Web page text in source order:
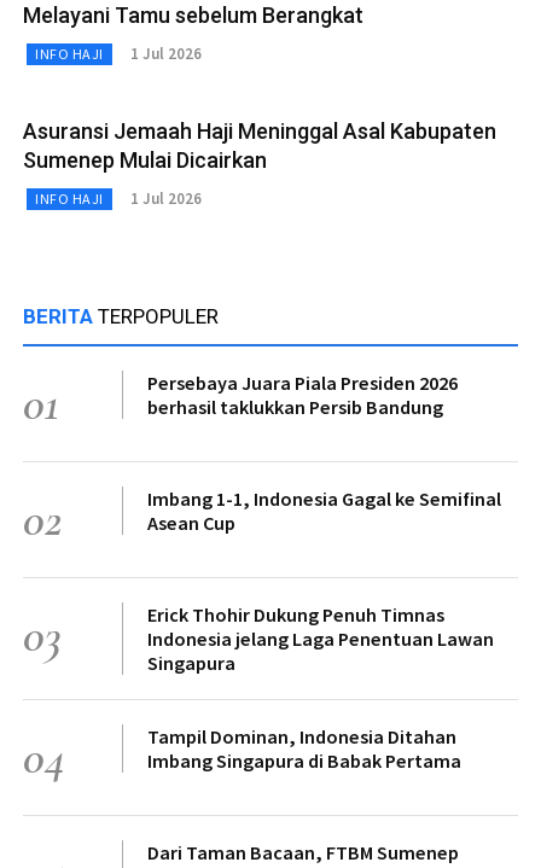
Melayani Tamu sebelum Berangkat
INFO HAJI 1 Jul 2026
Asuransi Jemaah Haji Meninggal Asal Kabupaten
Sumenep Mulai Dicairkan
INFO HAJI 1 Jul 2026
BERITA TERPOPULER
01
Persebaya Juara Piala Presiden 2026
berhasil taklukkan Persib Bandung
02
Imbang 1-1, Indonesia Gagal ke Semifinal
Asean Cup
03
Erick Thohir Dukung Penuh Timnas
Indonesia jelang Laga Penentuan Lawan
Singapura
04
Tampil Dominan, Indonesia Ditahan
Imbang Singapura di Babak Pertama
Dari Taman Bacaan, FTBM Sumenep